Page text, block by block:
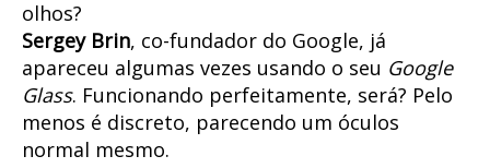
olhos?
Sergey Brin, co-fundador do Google, já
apareceu algumas vezes usando o seu Google
Glass. Funcionando perfeitamente, será? Pelo
menos é discreto, parecendo um óculos
normal mesmo.